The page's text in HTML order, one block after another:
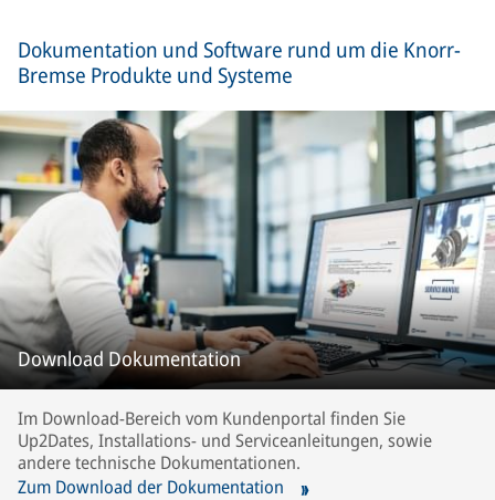
Dokumentation und Software rund um die Knorr-
Bremse Produkte und Systeme
Download Dokumentation
Im Download-Bereich vom Kundenportal finden Sie
Up2Dates, Installations- und Serviceanleitungen, sowie
andere technische Dokumentationen.
Zum Download der Dokumentation